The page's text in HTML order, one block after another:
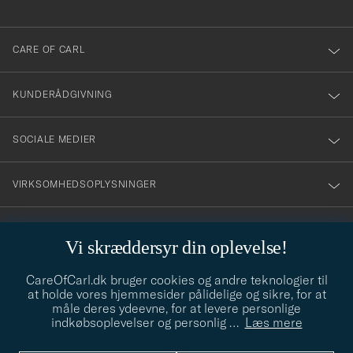
Vi skræddersyr din oplevelse!
CareOfCarl.dk bruger cookies og andre teknologier til
at holde vores hjemmesider pålidelige og sikre, for at
måle deres ydeevne, for at levere personlige
indkøbsoplevelser og personlig … Læs mere
dig
till
vårt
nyhetsbrev!
CARE OF CARL
KUNDERÅDGIVNING
SOCIALE MEDIER
VIRKSOMHEDSOPLYSNINGER
info@careofcarl.dk
Behøver du hjælp til at finde din stil? Lad os hjælpe dig, vi hjælper
gerne til!
STILRÅD